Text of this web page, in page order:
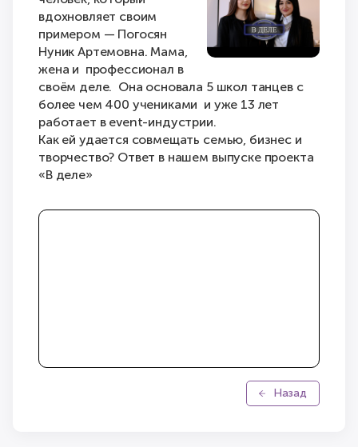
вдохновляет своим
примером — Погосян
Нуник Артемовна. Мама,
жена и профессионал в
своём деле. Она основала 5 школ танцев с
более чем 400 учениками и уже 13 лет
работает в event-индустрии.
Как ей удается совмещать семью, бизнес и
творчество? Ответ в нашем выпуске проекта
«В деле»
Назад